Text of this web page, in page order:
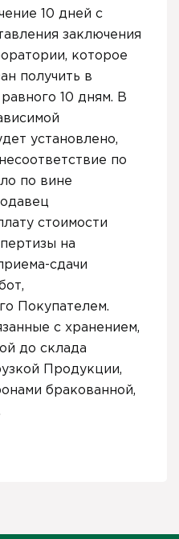
10 дней с
заключения
которое
получить в
10 дням. В
установлено,
по
по вине
стоимости
на
сдачи
Покупателем.
с хранением,
до склада
Продукции,
бракованной,